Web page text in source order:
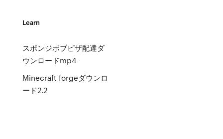
Learn
スポンジボブピザ配達ダ
ウンロードmp4
Minecraft forgeダウンロ
ード2.2